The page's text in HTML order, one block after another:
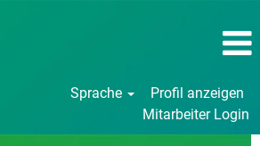
Sprache
Profil anzeigen
Mitarbeiter Login